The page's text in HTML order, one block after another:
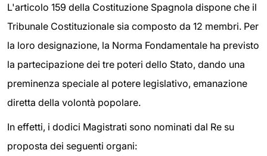
L'articolo 159 della Costituzione Spagnola dispone che il
Tribunale Costituzionale sia composto da 12 membri. Per
la loro designazione, la Norma Fondamentale ha previsto
la partecipazione dei tre poteri dello Stato, dando una
preminenza speciale al potere legislativo, emanazione
diretta della volontà popolare.
In effetti, i dodici Magistrati sono nominati dal Re su
proposta dei seguenti organi: